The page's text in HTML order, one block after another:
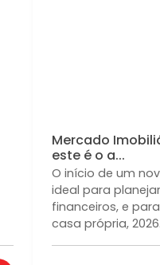
Mercado
este é o a...
O início de um
ideal para
financeiros, e
casa própria,